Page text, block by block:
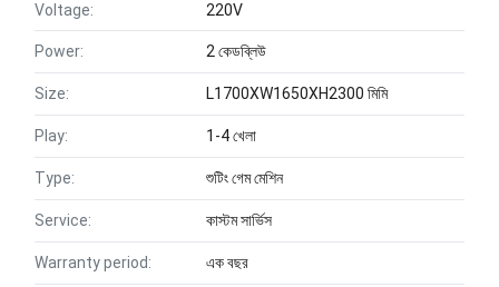
Voltage: 220V
Power: 2 কেডব্লিউ
Size: L1700XW1650XH2300 মিমি
Play: 1-4 খেলা
Type: শুটিং গেম মেশিন
Service: কাস্টম সার্ভিস
Warranty period: এক বছর